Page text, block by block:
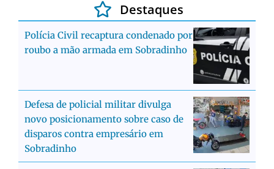
Destaques
Polícia Civil recaptura condenado por
roubo a mão armada em Sobradinho
Defesa de policial militar divulga
novo posicionamento sobre caso de
disparos contra empresário em
Sobradinho